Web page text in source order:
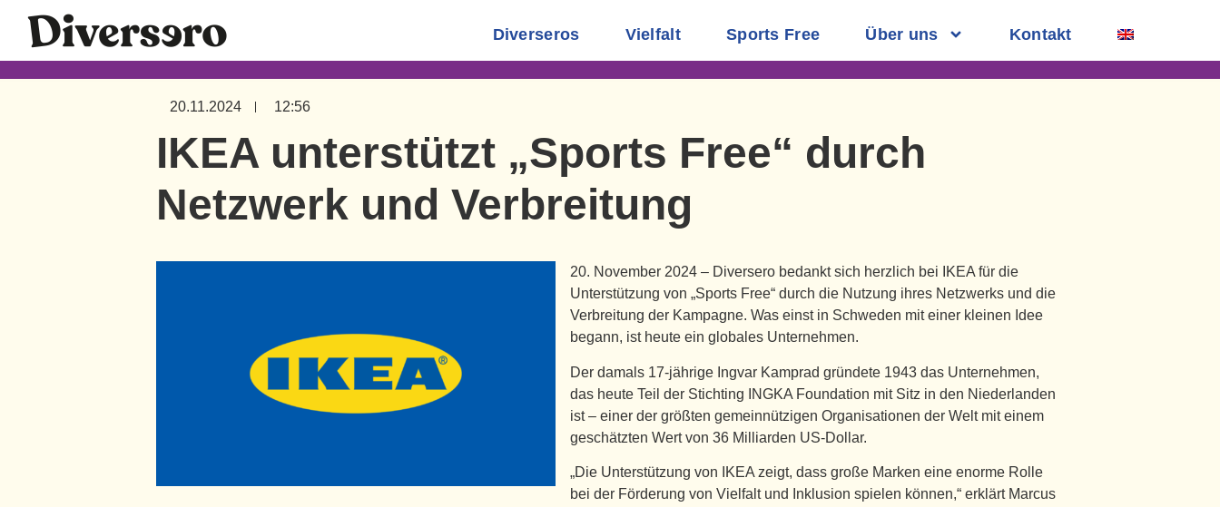
Diverseros Vielfalt Sports Free Über uns Kontakt
20.11.2024 12:56
IKEA unterstützt „Sports Free“ durch
Netzwerk und Verbreitung
20. November 2024 – Diversero bedankt sich herzlich bei IKEA für die
Unterstützung von „Sports Free“ durch die Nutzung ihres Netzwerks und die
Verbreitung der Kampagne. Was einst in Schweden mit einer kleinen Idee
begann, ist heute ein globales Unternehmen.
Der damals 17-jährige Ingvar Kamprad gründete 1943 das Unternehmen,
das heute Teil der Stichting INGKA Foundation mit Sitz in den Niederlanden
ist – einer der größten gemeinnützigen Organisationen der Welt mit einem
geschätzten Wert von 36 Milliarden US-Dollar.
„Die Unterstützung von IKEA zeigt, dass große Marken eine enorme Rolle
bei der Förderung von Vielfalt und Inklusion spielen können,“ erklärt Marcus